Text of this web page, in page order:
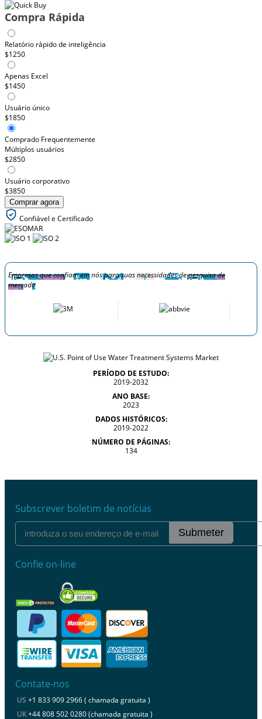
Compra Rápida
Relatório rápido de inteligência
$1250
Apenas Excel
$1450
Usuário único
$1850
Comprado Frequentemente
Múltiplos usuários
$2850
Usuário corporativo
$3850
Comprar agora
Confiável e Certificado
Empresas que confiam em nós para suas necessidades de pesquisa de
mercado
PERÍODO DE ESTUDO:
2019-2032
ANO BASE:
2023
DADOS HISTÓRICOS:
2019-2022
NÚMERO DE PÁGINAS:
134
Subscrever boletim de notícias
Submeter
Confie on-line
Contate-nos
US +1 833 909 2966 ( chamada gratuita )
UK+44 808 502 0280 (chamada gratuita )